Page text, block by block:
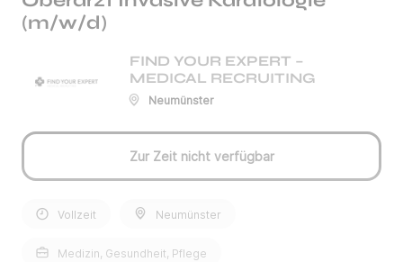
(m/w/d)
FIND YOUR EXPERT –
MEDICAL RECRUITING
Neumünster
Zur Zeit nicht verfügbar
Vollzeit Neumünster
Medizin, Gesundheit, Pflege